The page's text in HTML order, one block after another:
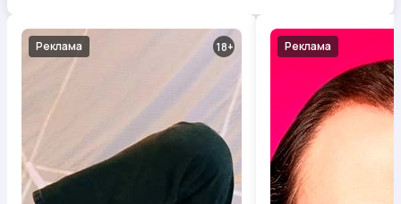
18
Реклама Реклама